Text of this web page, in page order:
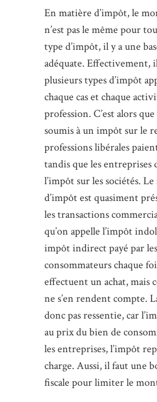
En matière d’impôt, le
n’est pas le même pour
type d’impôt, il y a une
adéquate. Effectivement,
plusieurs types d’impôt
chaque cas et chaque
profession. C’est alors
soumis à un impôt sur le
professions libérales
tandis que les entreprises
l’impôt sur les sociétés. Le
d’impôt est quasiment
les transactions
qu’on appelle l’impôt
impôt indirect payé par les
consommateurs chaque
effectuent un achat, mais
ne s’en rendent compte.
donc pas ressentie, car
au prix du bien de
les entreprises, l’impôt
charge. Aussi, il faut une
fiscale pour limiter le